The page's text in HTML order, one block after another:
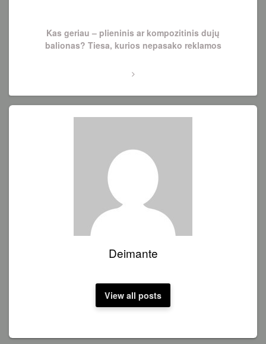
Post
Kas geriau – plieninis ar kompozitinis dujų
balionas? Tiesa, kurios nepasako reklamos
Deimante
View all posts